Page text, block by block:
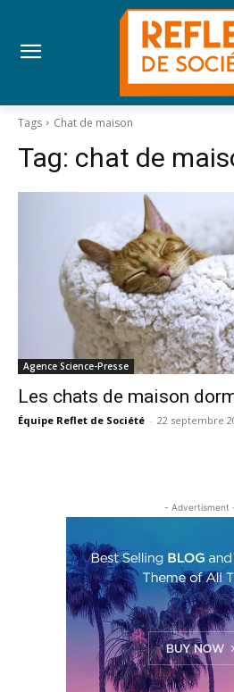
Tags Chat de maison
Tag: chat de
Agence Science-Presse
Les chats de maison
Équipe Reflet de Société - 22 septembre
- Advertisment